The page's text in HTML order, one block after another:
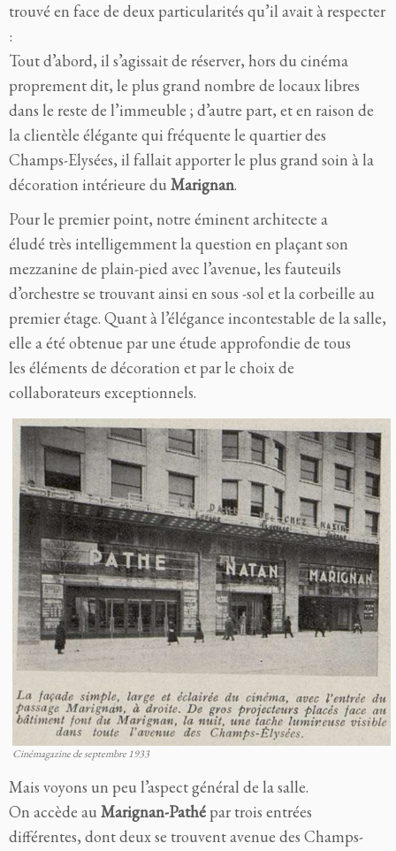
trouvé en face de deux particularités qu’il avait à respecter
:
Tout d’abord, il s’agissait de réserver, hors du cinéma
proprement dit, le plus grand nombre de locaux libres
dans le reste de l’immeuble ; d’autre part, et en raison de
la clientèle élégante qui fréquente le quartier des
Champs-Elysées, il fallait apporter le plus grand soin à la
décoration intérieure du Marignan.
Pour le premier point, notre éminent architecte a
éludé très intelligemment la question en plaçant son
mezzanine de plain-pied avec l’avenue, les fauteuils
d’orchestre se trouvant ainsi en sous -sol et la corbeille au
premier étage. Quant à l’élégance incontestable de la salle,
elle a été obtenue par une étude approfondie de tous
les éléments de décoration et par le choix de
collaborateurs exceptionnels.
Cinémagazine de septembre 1933
Mais voyons un peu l’aspect général de la salle.
On accède au Marignan-Pathé par trois entrées
différentes, dont deux se trouvent avenue des Champs-